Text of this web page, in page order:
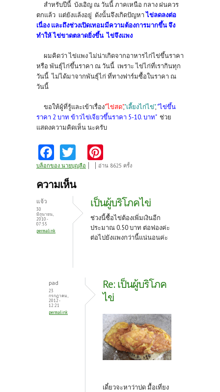
สำหรับปีนี้ บังเอิญ ณ วันนี้ ภาคเหนือ กลาง ฝนควร
ตกแล้ว แต่ยังแล้งอยู่ ดังนั้นจึงเกิดปัญหาไข่ลดลงต่อ
เนื่อง และถึงช่วงเปิดเทอมมีความต้องการมากขึ้น จึง
ทำให้ ไข่ขาดตลาดยิ่งขึ้น ไข่จึงแพง
ผมคิดว่า ไข่แพง ไม่น่าเกิดจากอาหารไก่ไข่ขึ้นราคา
หรือ พันธ์ุไก่ขึ้นราคา ณ วันนี้ เพราะ ไข่ไก่ที่เรากินทุก
วันนี้ ไม่ได้มาจากพันธุ์ไก่ ที่ทางฟาร์มซื้อในราคา ณ
วันนี้
ขอให้ผู้ที่รู้และเข้าเรื่อง"ไข่สด","เลี้ยงไก่ไข่","ไข่ขึ้น
ราคา 2 บาท ข้าวไข่เจียวขึ้นราคา 5-10. บาท"ช่วย
แสดงความคิดเห็น นะครับ
Fa
ce
b
k
w
itt
nt
es
t
บล็อกของ นายบุญลือ อ่าน 8625 ครั้ง
ความเห็น
แจ้ว
30
มิถุนายน,
2010 -
07:55
permalink
เป็นผู้บริโภคไข่
ช่วงนี้ซื้อไข่ต้องเพิ่มเงินอีก
ประมาณ 0.50 บาท ต่อฟองค่ะ
ต่อไปยังแพงกว่านี้แน่นอนค่ะ
pad
23
กรกฎาคม,
2012 -
12:21
permalink
Re: เป็นผู้บริโภค
ไข่
เดี๋ยวจะหาว่าปด มื้อเที่ยง